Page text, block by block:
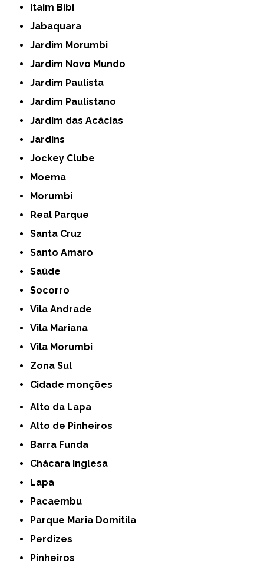
Itaim Bibi
Jabaquara
Jardim Morumbi
Jardim Novo Mundo
Jardim Paulista
Jardim Paulistano
Jardim das Acácias
Jardins
Jockey Clube
Moema
Morumbi
Real Parque
Santa Cruz
Santo Amaro
Saúde
Socorro
Vila Andrade
Vila Mariana
Vila Morumbi
Zona Sul
cidade monções
Alto da Lapa
Alto de Pinheiros
Barra Funda
Chácara Inglesa
Lapa
Pacaembu
Parque Maria Domitila
Perdizes
Pinheiros